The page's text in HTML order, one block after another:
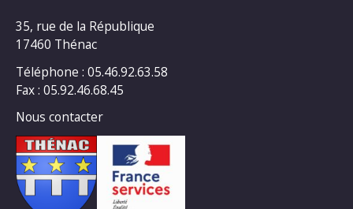
35, rue de la République
17460 Thénac
Téléphone : 05.46.92.63.58
Fax : 05.92.46.68.45
Nous contacter